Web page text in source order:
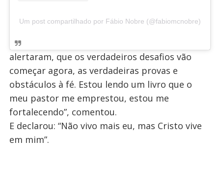
Um post compartilhado por Fábio Nobre (@fabiomcnobre)
alertaram, que os verdadeiros desafios vão
começar agora, as verdadeiras provas e
obstáculos à fé. Estou lendo um livro que o
meu pastor me emprestou, estou me
fortalecendo”, comentou.
E declarou: “Não vivo mais eu, mas Cristo vive
em mim”.